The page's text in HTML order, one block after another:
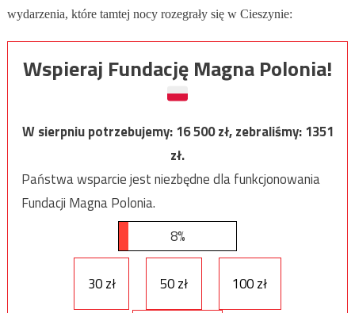
wydarzenia, które tamtej nocy rozegrały się w Cieszynie:
Wspieraj Fundację Magna Polonia!
W sierpniu potrzebujemy:16 500zł, zebraliśmy:1351
zł.
Państwa wsparcie jest niezbędne dla funkcjonowania
Fundacji Magna Polonia.
8%
30 zł 50 zł 100 zł